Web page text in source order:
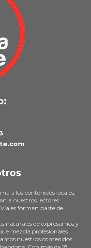
a los contenidos locales,
a nuestros lectores.
forman parte de
naturales de expresarnos y
mezcla profesionales
nuestros contenidos